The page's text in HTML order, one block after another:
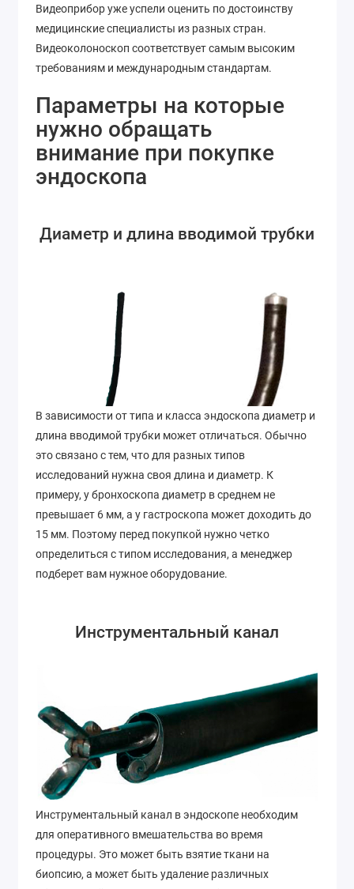
Видеоприбор уже успели оценить по достоинству
медицинские специалисты из разных стран.
Видеоколоноскоп соответствует самым высоким
требованиям и международным стандартам.
Параметры на которые
нужно обращать
внимание при покупке
эндоскопа
Диаметр и длина вводимой трубки
В зависимости от типа и класса эндоскопа диаметр и
длина вводимой трубки может отличаться. Обычно
это связано с тем, что для разных типов
исследований нужна своя длина и диаметр. К
примеру, у бронхоскопа диаметр в среднем не
превышает 6 мм, а у гастроскопа может доходить до
15 мм. Поэтому перед покупкой нужно четко
определиться с типом исследования, а менеджер
подберет вам нужное оборудование.
Инструментальный канал
Инструментальный канал в эндоскопе необходим
для оперативного вмешательства во время
процедуры. Это может быть взятие ткани на
биопсию, а может быть удаление различных